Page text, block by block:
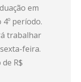
em
período.
trabalhar
feira.
R$